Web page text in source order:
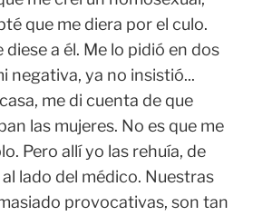
que me diera por el culo.
a él. Me lo pidió en dos
negativa, ya no insistió...
me di cuenta de que
las mujeres. No es que me
Pero allí yo las rehuía, de
lado del médico. Nuestras
provocativas, son tan